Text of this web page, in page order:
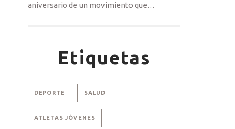
aniversario de un movimiento que…
Etiquetas
DEPORTE SALUD
ATLETAS JÓVENES